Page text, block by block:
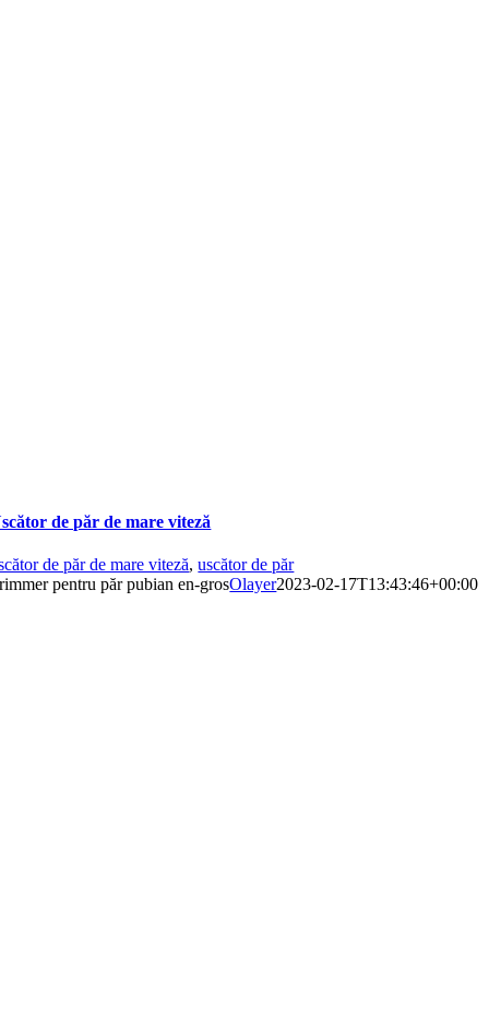
de păr de mare viteză
de păr de mare viteză,uscător de păr
pentru păr pubian en-grosOlayer2023-02-17T13:43:46+00:00